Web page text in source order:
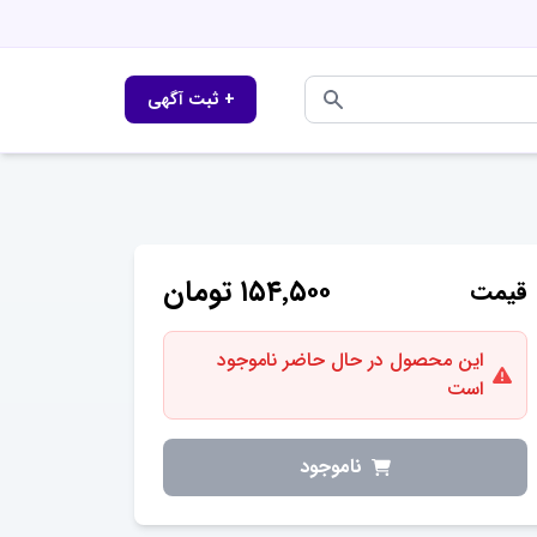
+ ثبت آگهی
قیمت ۱۵۴٬۵۰۰ تومان
این محصول در حال حاضر ناموجود
است
ناموجود